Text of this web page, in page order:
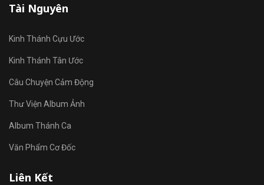
Tài Nguyên
Kinh Thánh Cựu Ước
Kinh Thánh Tân Ước
Câu Chuyện Cảm Động
Thư Viện Album Ảnh
Album Thánh Ca
Văn Phẩm Cơ Đốc
Liên Kết